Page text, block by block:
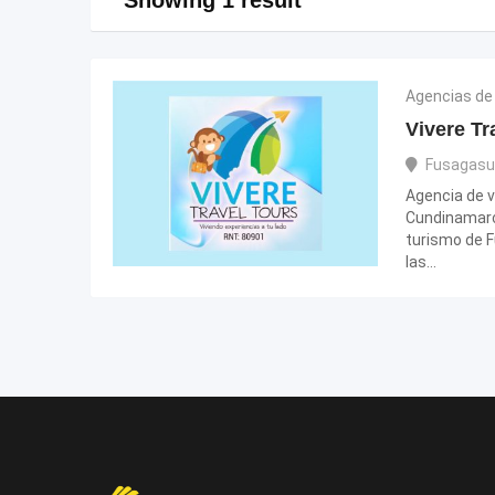
Agencias
Vivere
Agencia de
turismo de
las…